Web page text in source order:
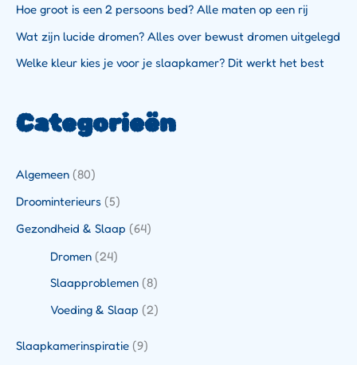
Hoe groot is een 2 persoons bed? Alle maten op een rij
Wat zijn lucide dromen? Alles over bewust dromen uitgelegd
Welke kleur kies je voor je slaapkamer? Dit werkt het best
Categorieën
Algemeen (80)
Droominterieurs (5)
Gezondheid & Slaap (64)
Dromen(24)
Slaapproblemen(8)
Voeding & Slaap (2)
Slaapkamerinspiratie (9)